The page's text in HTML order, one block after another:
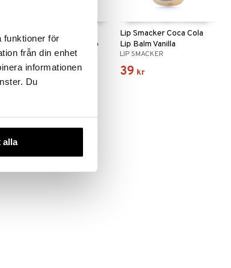
funktioner för
från din enhet
informationen
Du
alla
Lip Smacker Coca Cola
Classic Can Tin Box Lip
Balm
LIP SMACKER
189 kr
Lip Smacker Coca Cola
Lip Balm Vanilla
LIP SMACKER
39 kr